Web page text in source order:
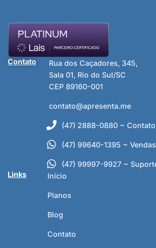
Contato
Rua dos Caçadores, 345,
Sala 01, Rio do Sul/SC
CEP 89160-001
contato@apresenta.me
(47) 2888-0880 ~ Contato
(47) 99640-1395 ~ Vendas
(47) 99997-9927 ~
Links
Início
Planos
Blog
Contato